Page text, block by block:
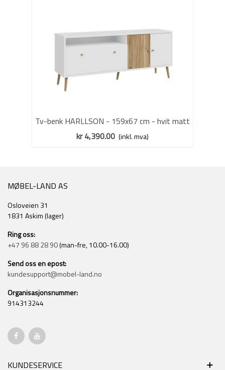
Tv-benk HARLLSON - 159x67 cm - hvit matt
- eik mauvella - 3 dører
kr 4,390.00 (inkl. mva)
MØBEL-LAND AS
Osloveien 31
1831 Askim (lager)
Ring oss:
+47 96 88 28 90(man-fre, 10.00-16.00)
Send oss en epost:
kundesupport@mobel-land.no
Organisasjonsnummer:
914313244
KUNDESERVICE